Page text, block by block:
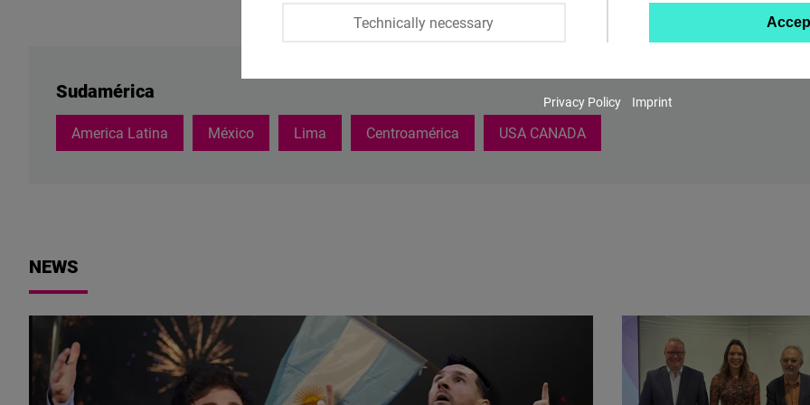
Sudamérica
America Latina México Lima Centroamérica USA CANADA
NEWS
Technically necessary
Instagram
Embed
Cloudinary
Privacy Policy Imprint